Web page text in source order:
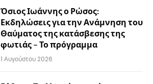
Όσιος Ιωάννης ο Ρώσος:
Εκδηλώσεις για την Ανάμνηση του
Θαύματος της κατάσβεσης της
φωτιάς – Το πρόγραμμα
1 Αυγούστου 2026